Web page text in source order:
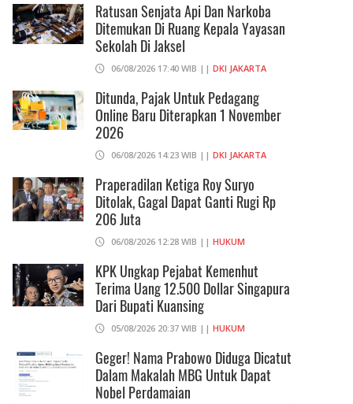
Ratusan Senjata Api Dan Narkoba
Ditemukan Di Ruang Kepala Yayasan
Sekolah Di Jaksel
06/08/2026 17:40 WIB || DKI JAKARTA
Ditunda, Pajak Untuk Pedagang
Online Baru Diterapkan 1 November
2026
06/08/2026 14:23 WIB || DKI JAKARTA
Praperadilan Ketiga Roy Suryo
Ditolak, Gagal Dapat Ganti Rugi Rp
206 Juta
06/08/2026 12:28 WIB || HUKUM
KPK Ungkap Pejabat Kemenhut
Terima Uang 12.500 Dollar Singapura
Dari Bupati Kuansing
05/08/2026 20:37 WIB || HUKUM
Geger! Nama Prabowo Diduga Dicatut
Dalam Makalah MBG Untuk Dapat
Nobel Perdamaian